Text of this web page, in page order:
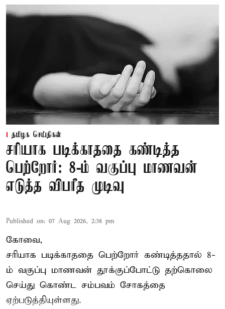
தமிழக செய்திகள்
சரியாக படிக்காததை கண்டித்த
பெற்றோர்: 8-ம் வகுப்பு மாணவன்
எடுத்த விபரீத முடிவு
Published on: 07 Aug 2026, 2:38 pm
கோவை,
சரியாக படிக்காததை பெற்றோர் கண்டித்ததால் 8-
ம் வகுப்பு மாணவன் தூக்குப்போட்டு தற்கொலை
செய்து கொண்ட சம்பவம் சோகத்தை
ஏற்படுத்தியுள்ளது.